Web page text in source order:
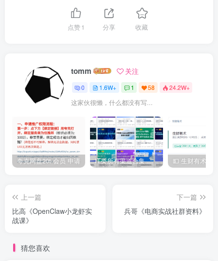
点赞1 分享 收藏
tomm 关注
0 1.6W+ 1 58 24.2W+
这家伙很懒，什么都没有写...
夸克网盘20t 会员 申请 IT类所有渠道合集 持续日更，目前近四千多条资源 年费用户微信私信获取权限
上一篇
比高《OpenClaw小龙虾实
战课》
下一篇
兵哥《电商实战社群资料》
猜您喜欢